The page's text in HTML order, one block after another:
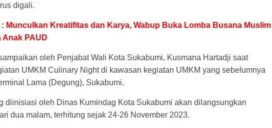
digali.
: Munculkan Kreatifitas dan Karya, Wabup Buka Lomba Busana Muslim
Anak PAUD
oleh Penjabat Wali Kota Sukabumi, Kusmana Hartadji saat
UMKM Culinary Night di kawasan kegiatan UMKM yang sebelumnya
Lama (Degung), Sukabumi.
diinisiasi oleh Dinas Kumindag Kota Sukabumi akan dilangsungkan
dua malam, terhitung sejak 24-26 November 2023.